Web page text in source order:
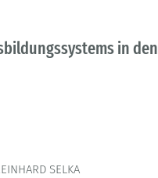
in den
SELKA